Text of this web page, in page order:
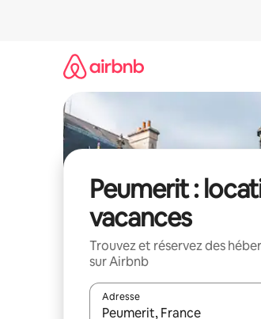
Peumerit :
vacances
Trouvez et réservez des
sur Airbnb
Adresse
Lorsque les résultats